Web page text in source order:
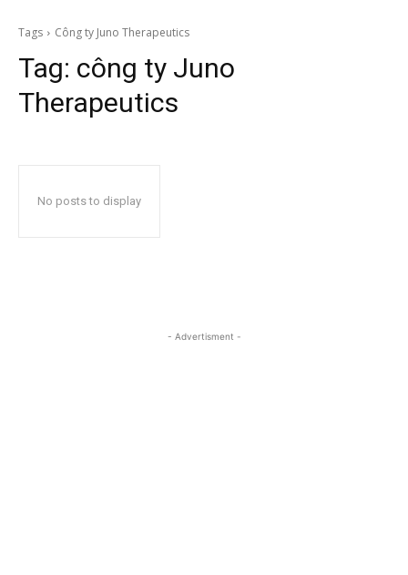
Tags Công ty Juno Therapeutics
Tag: công ty Juno
Therapeutics
No posts to display
- Advertisment -